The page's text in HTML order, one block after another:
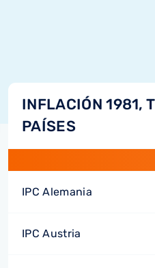
INFLACIÓN 1981,
PAÍSES
IPC Alemania
IPC Austria